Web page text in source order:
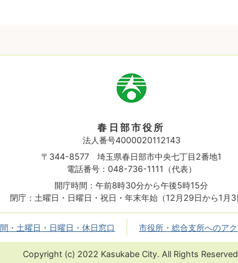
市
章
春日部市役所
法人番号4000020112143
〒344-8577 埼玉県春日部市中央七丁目2番地1
電話番号：048-736-1111（代表）
開庁時間：午前8時30分から午後5時15分
閉庁：土曜日・日曜日・祝日・年末年始（12月29日から1月3
・土曜日・日曜日・休日窓口 市役所・総合支所へのア
Copyright (c) 2022 Kasukabe City. All Rights